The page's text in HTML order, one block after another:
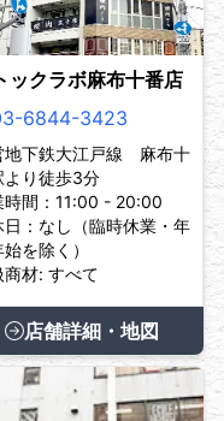
ックラボ麻布十番店
6844-3423
地下鉄大江戸線 麻布十
より徒歩3分
時間：11:00 - 20:00
日：なし（臨時休業・年
を除く）
商材: すべて
店舗詳細・地図